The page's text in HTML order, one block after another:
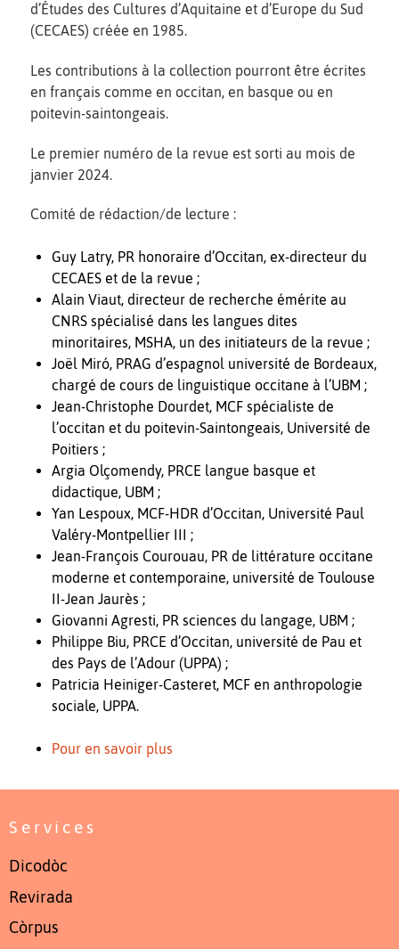
d’Études des Cultures d’Aquitaine et d’Europe du Sud
(CECAES) créée en 1985.
Les contributions à la collection pourront être écrites
en français comme en occitan, en basque ou en
poitevin-saintongeais.
Le premier numéro de la revue est sorti au mois de
janvier 2024.
Comité de rédaction/de lecture :
Guy Latry, PR honoraire d’Occitan, ex-directeur du
CECAES et de la revue ;
Alain Viaut, directeur de recherche émérite au
CNRS spécialisé dans les langues dites
minoritaires, MSHA, un des initiateurs de la revue ;
Joël Miró, PRAG d’espagnol université de Bordeaux,
chargé de cours de linguistique occitane à l’UBM ;
Jean-Christophe Dourdet, MCF spécialiste de
l’occitan et du poitevin-Saintongeais, Université de
Poitiers ;
Argia Olçomendy, PRCE langue basque et
didactique, UBM ;
Yan Lespoux, MCF-HDR d’Occitan, Université Paul
Valéry-Montpellier III ;
Jean-François Courouau, PR de littérature occitane
moderne et contemporaine, université de Toulouse
II-Jean Jaurès ;
Giovanni Agresti, PR sciences du langage, UBM ;
Philippe Biu, PRCE d’Occitan, université de Pau et
des Pays de l’Adour (UPPA) ;
Patricia Heiniger-Casteret, MCF en anthropologie
sociale, UPPA.
Pour en savoir plus
Services
Dicodòc
Revirada
Còrpus